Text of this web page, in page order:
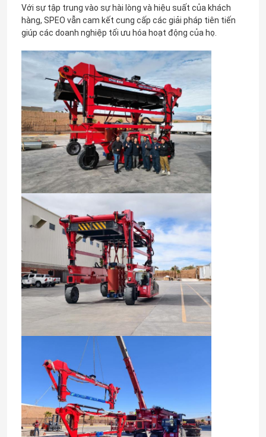
Với sự tập trung vào sự hài lòng và hiệu suất của khách
hàng, SPEO vẫn cam kết cung cấp các giải pháp tiên tiến
giúp các doanh nghiệp tối ưu hóa hoạt động của họ.